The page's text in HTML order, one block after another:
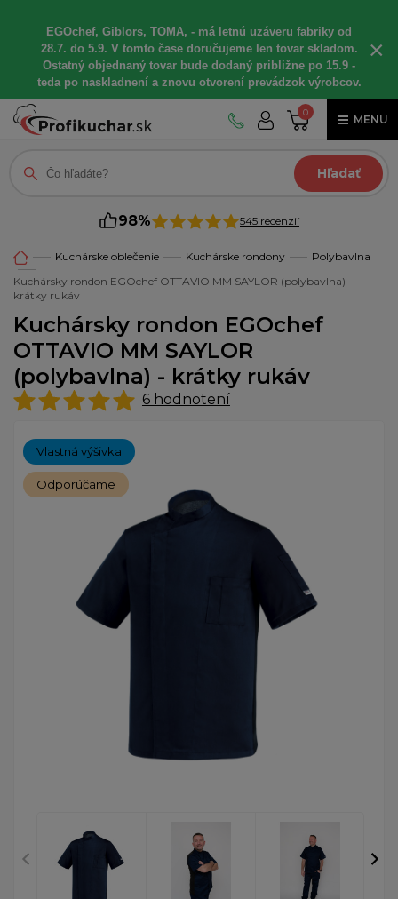
EGOchef, Giblors, TOMA, - má letnú uzáveru fabriky od
28.7. do 5.9. V tomto čase doručujeme len tovar skladom.
Ostatný objednaný tovar bude dodaný približne po 15.9 -
teda po naskladnení a znovu otvorení prevádzok výrobcov.
×
0
MENU
Hľadať
98% 545 recenzií
Kuchárske oblečenie Kuchárske rondony
Polybavlna
Kuchársky rondon EGOchef OTTAVIO MM SAYLOR (polybavlna) -
krátky rukáv
Kuchársky rondon EGOchef
OTTAVIO MM SAYLOR
(polybavlna) - krátky rukáv
6 hodnotení
Vlastná výšivka
Odporúčame